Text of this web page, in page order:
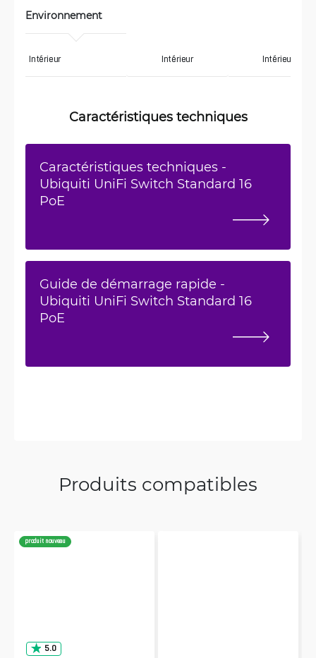
Environnement
Intérieur Intérieur Intérieur
Caractéristiques techniques
Caractéristiques techniques -
Ubiquiti UniFi Switch Standard 16
PoE
Guide de démarrage rapide -
Ubiquiti UniFi Switch Standard 16
PoE
Produits compatibles
produit nouveau
5.0